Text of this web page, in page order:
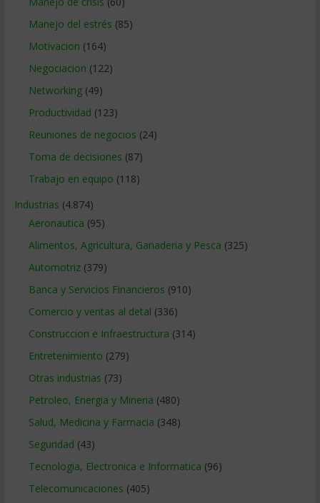
Manejo del estrés (85)
Motivacion (164)
Negociacion (122)
Networking(49)
Productividad (123)
Reuniones de negocios (24)
Toma de decisiones (87)
Trabajo en equipo (118)
Industrias (4.874)
Aeronautica (95)
Alimentos, Agricultura, Ganaderia y Pesca (325)
Automotriz(379)
Banca y Servicios Financieros (910)
Comercio y ventas al detal (336)
Construccion e Infraestructura (314)
Entretenimiento (279)
Otras industrias (73)
Petroleo, Energia y Mineria (480)
Salud, Medicina y Farmacia (348)
Seguridad (43)
Tecnologia, Electronica e Informatica (96)
Telecomunicaciones (405)